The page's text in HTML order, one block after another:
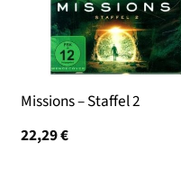
Missions – Staffel 2
22,29€